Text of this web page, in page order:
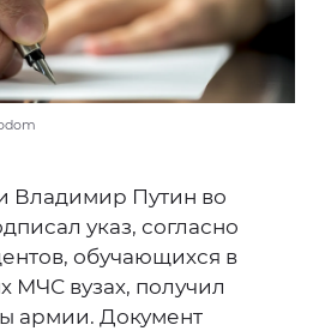
Владимир Путин во
указ, согласно
обучающихся в
МЧС вузах, получил
армии. Документ